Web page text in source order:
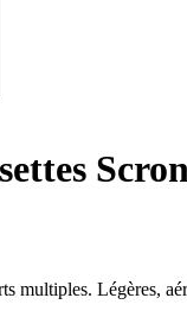
multiples. Légères,